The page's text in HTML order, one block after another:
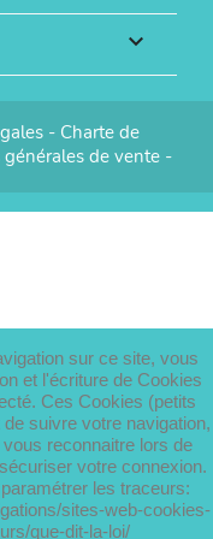

sur ce site, vous
et l'écriture de Cookies
Ces Cookies (petits
suivre votre navigation,
reconnaitre lors de
votre connexion.
les traceurs:
sites-web-cookies-
que-dit-la-loi/
- Charte de
générales de vente -